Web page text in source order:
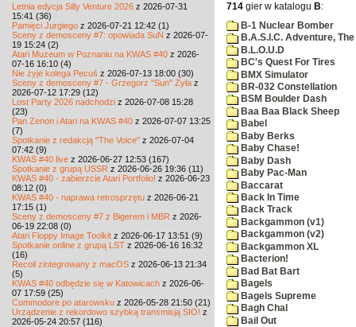
Letnia edycja Silly Venture 2026 z 2026-07-31
15:41 (36)
Pamięci Jurgiego z 2026-07-21 12:42 (1)
Sceny z demosceny #7: opowiada SuN z 2026-07-
19 15:24 (2)
Atari Muzeum w Poznaniu na KWAS #40 z 2026-
07-16 16:10 (4)
Nie żyje kolega Pecuś z 2026-07-13 18:00 (30)
Sceny z demosceny #7 - Grzegorz "Sun" Żyła z
2026-07-12 17:29 (12)
Lost Party 2026 nadchodzi z 2026-07-08 15:28
(23)
Pan Zenon i Atari na KWAS #40 z 2026-07-07 13:25
(7)
Spotkanie z redakcją "The Voice" z 2026-07-04
07:42 (9)
KWAS #40 live z 2026-06-27 12:53 (167)
Spotkanie z grupą USSR z 2026-06-26 19:36 (11)
KWAS #40 - zabierzcie Atari Portfolio! z 2026-06-23
08:12 (0)
KWAS #40 - naprawa retrosprzętu z 2026-06-21
17:15 (1)
Sceny z demosceny #7 z Bigerem i MBR z 2026-
06-19 22:08 (0)
Atari Floppy Image Toolkit z 2026-06-17 13:51 (9)
Spotkanie online z grupą LST z 2026-06-16 16:32
(16)
Recoil zintegrowany z macOS z 2026-06-13 21:34
(5)
KWAS #40 odbędzie się w Katowicach z 2026-06-
07 17:59 (25)
Commodore po atarowsku z 2026-05-28 21:50 (21)
Urządzenie z rekordowo szybką transmisją SIO! z
2026-05-24 20:57 (116)
714 gier w katalogu B:
B-1 Nuclear Bomber
B.A.S.I.C. Adventure, The
B.L.O.U.D
BC's Quest For Tires
BMX Simulator
BR-032 Constellation
BSM Boulder Dash
Baa Baa Black Sheep
Babel
Baby Berks
Baby Chase!
Baby Dash
Baby Pac-Man
Baccarat
Back In Time
Back Track
Backgammon (v1)
Backgammon (v2)
Backgammon XL
Bacterion!
Bad Bat Bart
Bagels
Bagels Supreme
Bagh Chal
Bail Out